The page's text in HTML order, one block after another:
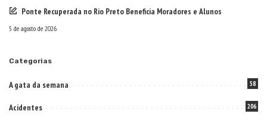
Ponte Recuperada no Rio Preto Beneficia Moradores e Alunos
5 de agosto de 2026
Categorias
A gata da semana 58
Acidentes 206